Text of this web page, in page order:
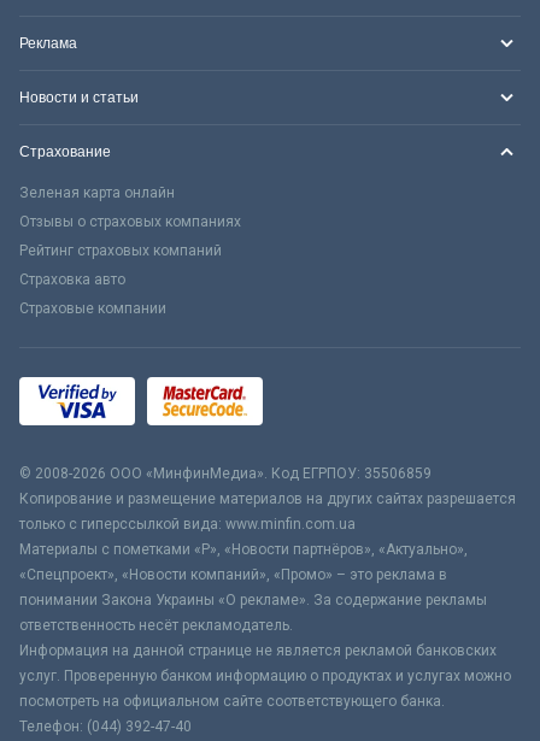
Реклама
Новости и статьи
Страхование
Зеленая карта онлайн
Отзывы о страховых компаниях
Рейтинг страховых компаний
Страховка авто
Страховые компании
© 2008-2026 ООО «МинфинМедиа». Код ЕГРПОУ: 35506859
Копирование и размещение материалов на других сайтах разрешается
только с гиперссылкой вида: www.minfin.com.ua
Материалы с пометками «Р», «Новости партнёров», «Актуально»,
«Спецпроект», «Новости компаний», «Промо» – это реклама в
понимании Закона Украины «О рекламе». За содержание рекламы
ответственность несёт рекламодатель.
Информация на данной странице не является рекламой банковских
услуг. Проверенную банком информацию о продуктах и услугах можно
посмотреть на официальном сайте соответствующего банка.
Телефон: (044) 392-47-40